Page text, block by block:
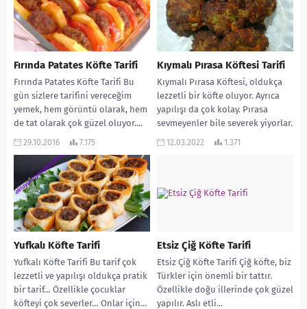
Fırında Patates Köfte Tarifi
Fırında Patates Köfte Tarifi Bu
gün sizlere tarifini vereceğim
yemek, hem görüntü olarak, hem
de tat olarak çok güzel oluyor....
29.10.2016 7.175
Kıymalı Pırasa Köftesi Tarifi
Kıymalı Pırasa Köftesi, oldukça
lezzetli bir köfte oluyor. Ayrıca
yapılışı da çok kolay. Pırasa
sevmeyenler bile severek yiyorlar.
Bence mutlaka...
12.03.2022 1.371
Yufkalı Köfte Tarifi
Yufkalı Köfte Tarifi Bu tarif çok
lezzetli ve yapılışı oldukça pratik
bir tarif… Özellikle çocuklar
köfteyi çok severler… Onlar için...
Etsiz Çiğ Köfte Tarifi
Etsiz Çiğ Köfte Tarifi Çiğ köfte, biz
Türkler için önemli bir tattır.
Özellikle doğu illerinde çok güzel
yapılır. Aslı etli...